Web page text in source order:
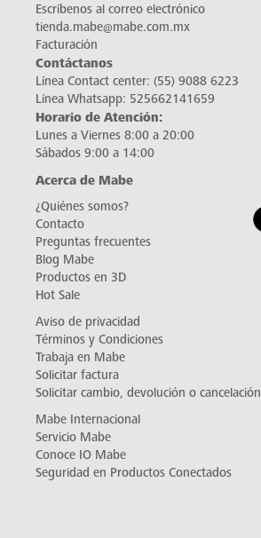
Escríbenos al correo electrónico
tienda.mabe@mabe.com.mx
Facturación
Contáctanos
Línea Contact center: (55) 9088 6223
Línea Whatsapp: 525662141659
Horario de Atención:
Lunes a Viernes 8:00 a 20:00
Sábados 9:00 a 14:00
Acerca de Mabe
¿Quiénes somos?
Contacto
Preguntas frecuentes
Blog Mabe
Productos en 3D
Hot Sale
Aviso de privacidad
Términos y Condiciones
Trabaja en Mabe
Solicitar factura
Solicitar cambio, devolución o cancelación
Mabe Internacional
Servicio Mabe
Conoce IO Mabe
Seguridad en Productos Conectados